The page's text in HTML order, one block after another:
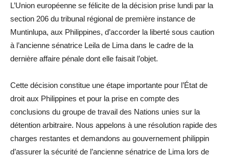
L’Union européenne se félicite de la décision prise lundi par la
section 206 du tribunal régional de première instance de
Muntinlupa, aux Philippines, d’accorder la liberté sous caution
à l’ancienne sénatrice Leila de Lima dans le cadre de la
dernière affaire pénale dont elle faisait l’objet.
Cette décision constitue une étape importante pour l’État de
droit aux Philippines et pour la prise en compte des
conclusions du groupe de travail des Nations unies sur la
détention arbitraire. Nous appelons à une résolution rapide des
charges restantes et demandons au gouvernement philippin
d’assurer la sécurité de l’ancienne sénatrice de Lima lors de